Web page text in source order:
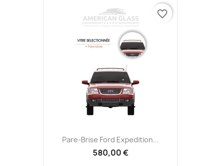
Pare-Brise Ford Expedition...
580,00 €
favorite_border